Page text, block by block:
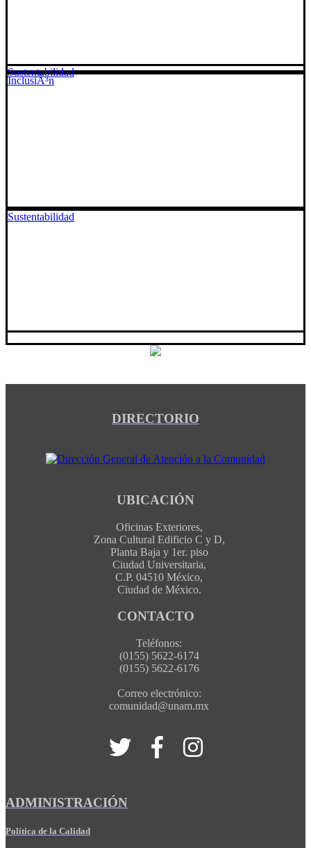
InclusiÃ³n
Sustentabilidad
Sustentabilidad
DIRECTORIO
UBICACIÓN
Oficinas Exteriores,
Zona Cultural Edificio C y D,
Planta Baja y 1er. piso
Ciudad Universitaria,
C.P. 04510 México,
Ciudad de México.
CONTACTO
Teléfonos:
(0155) 5622-6174
(0155) 5622-6176
Correo electrónico:
comunidad@unam.mx
ADMINISTRACIÓN
Política de la Calidad